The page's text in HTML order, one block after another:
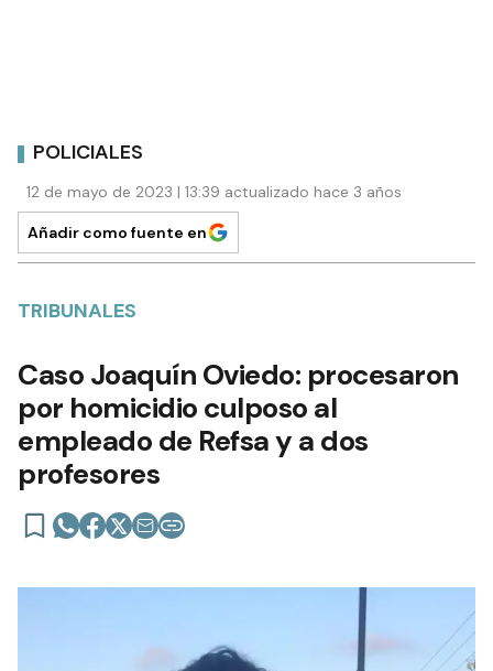
POLICIALES
12 de mayo de 2023 | 13:39 actualizado hace 3 años
Añadir como fuente en
TRIBUNALES
Caso Joaquín Oviedo: procesaron
por homicidio culposo al
empleado de Refsa y a dos
profesores